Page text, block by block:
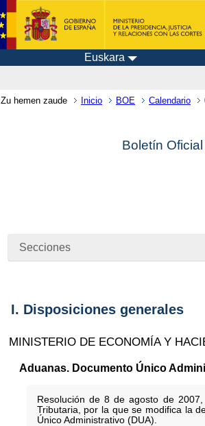
Euskara
Zu hemen zaude Inicio BOE Calendario
Boletín
Secciones
I. Disposiciones generales
MINISTERIO DE ECONOMÍA Y
Aduanas. Documento Único
Resolución de 8 de agosto de
Tributaria, por la que se modifica la
Único Administrativo (DUA).